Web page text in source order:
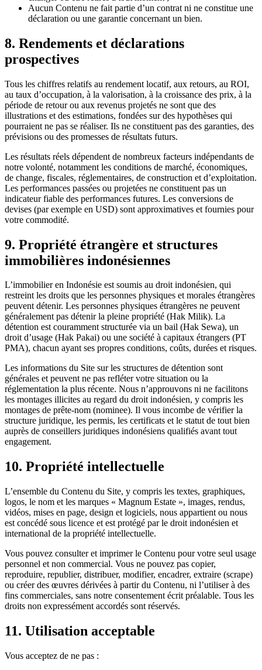
Aucun Contenu ne fait partie d’un contrat ni ne constitue une
déclaration ou une garantie concernant un bien.
8. Rendements et déclarations
prospectives
Tous les chiffres relatifs au rendement locatif, aux retours, au ROI,
au taux d’occupation, à la valorisation, à la croissance des prix, à la
période de retour ou aux revenus projetés ne sont que des
illustrations et des estimations, fondées sur des hypothèses qui
pourraient ne pas se réaliser. Ils ne constituent pas des garanties, des
prévisions ou des promesses de résultats futurs.
Les résultats réels dépendent de nombreux facteurs indépendants de
notre volonté, notamment les conditions de marché, économiques,
de change, fiscales, réglementaires, de construction et d’exploitation.
Les performances passées ou projetées ne constituent pas un
indicateur fiable des performances futures. Les conversions de
devises (par exemple en USD) sont approximatives et fournies pour
votre commodité.
9. Propriété étrangère et structures
immobilières indonésiennes
L’immobilier en Indonésie est soumis au droit indonésien, qui
restreint les droits que les personnes physiques et morales étrangères
peuvent détenir. Les personnes physiques étrangères ne peuvent
généralement pas détenir la pleine propriété (Hak Milik). La
détention est couramment structurée via un bail (Hak Sewa), un
droit d’usage (Hak Pakai) ou une société à capitaux étrangers (PT
PMA), chacun ayant ses propres conditions, coûts, durées et risques.
Les informations du Site sur les structures de détention sont
générales et peuvent ne pas refléter votre situation ou la
réglementation la plus récente. Nous n’approuvons ni ne facilitons
les montages illicites au regard du droit indonésien, y compris les
montages de prête-nom (nominee). Il vous incombe de vérifier la
structure juridique, les permis, les certificats et le statut de tout bien
auprès de conseillers juridiques indonésiens qualifiés avant tout
engagement.
10. Propriété intellectuelle
L’ensemble du Contenu du Site, y compris les textes, graphiques,
logos, le nom et les marques « Magnum Estate », images, rendus,
vidéos, mises en page, design et logiciels, nous appartient ou nous
est concédé sous licence et est protégé par le droit indonésien et
international de la propriété intellectuelle.
Vous pouvez consulter et imprimer le Contenu pour votre seul usage
personnel et non commercial. Vous ne pouvez pas copier,
reproduire, republier, distribuer, modifier, encadrer, extraire (scrape)
ou créer des œuvres dérivées à partir du Contenu, ni l’utiliser à des
fins commerciales, sans notre consentement écrit préalable. Tous les
droits non expressément accordés sont réservés.
11. Utilisation acceptable
Vous acceptez de ne pas :